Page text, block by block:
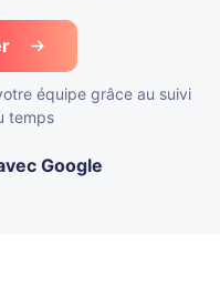
équipe grâce au suivi
temps
Google